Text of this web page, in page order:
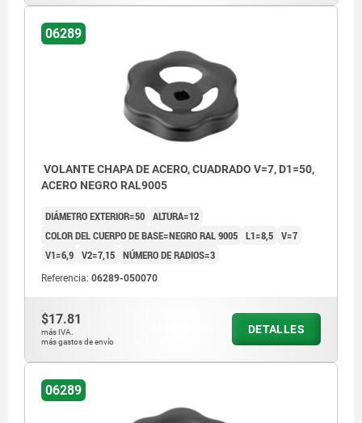
06289
VOLANTE CHAPA DE ACERO, CUADRADO V=7, D1=50,
ACERO NEGRO RAL9005
DIÁMETRO EXTERIOR=50 ALTURA=12
COLOR DEL CUERPO DE BASE=NEGRO RAL 9005 L1=8,5 V=7
V1=6,9 V2=7,15 NÚMERO DE RADIOS=3
Referencia: 06289-050070
$17.81
más IVA.
más gastos de envío
DETALLES
06289